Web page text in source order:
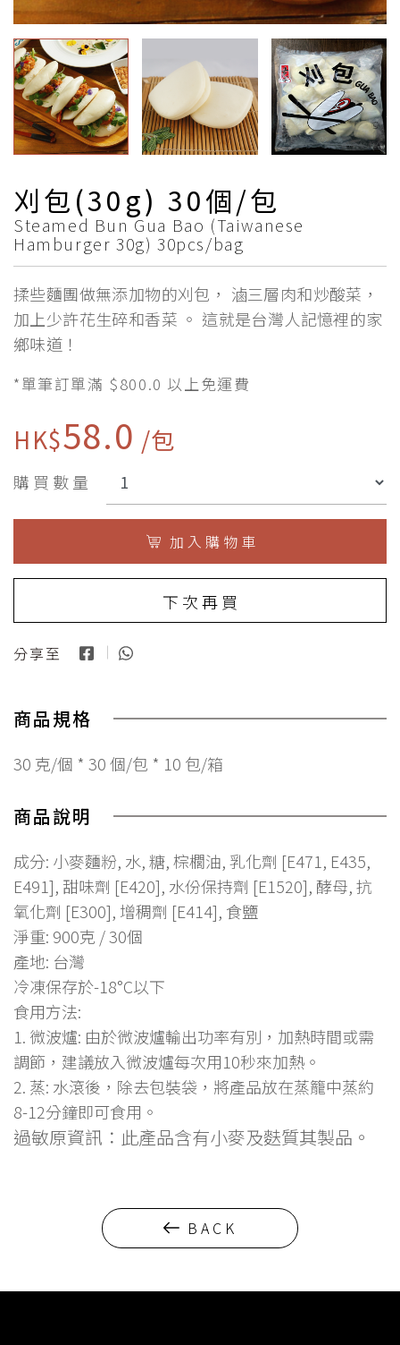
刈包(30g) 30個/包
Steamed Bun Gua Bao (Taiwanese
Hamburger 30g) 30pcs/bag
揉些麵團做無添加物的刈包， 滷三層肉和炒酸菜，
加上少許花生碎和香菜 。 這就是台灣人記憶裡的家
鄉味道！
*單筆訂單滿 $800.0 以上免運費
HK$58.0 /包
購買數量
加 入 購 物 車
下 次 再 買
分享至
商品規格
30 克/個 * 30 個/包 * 10 包/箱
商品說明
成分: 小麥麵粉, 水, 糖, 棕櫚油, 乳化劑 [E471, E435,
E491], 甜味劑 [E420], 水份保持劑 [E1520], 酵母, 抗
氧化劑 [E300], 增稠劑 [E414], 食鹽
淨重: 900克 / 30個
產地: 台灣
冷凍保存於-18°C以下
食用方法:
1. 微波爐: 由於微波爐輸出功率有別，加熱時間或需
調節，建議放入微波爐每次用10秒來加熱。
2. 蒸: 水滾後，除去包裝袋，將產品放在蒸籠中蒸約
8-12分鐘即可食用。
過敏原資訊：此產品含有小麥及麩質其製品。
BACK